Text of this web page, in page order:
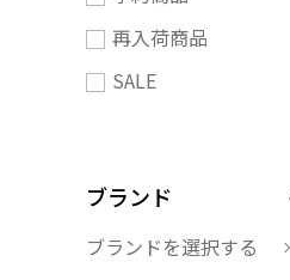
再入荷商品
SALE
ブランド
ブランドを選択する